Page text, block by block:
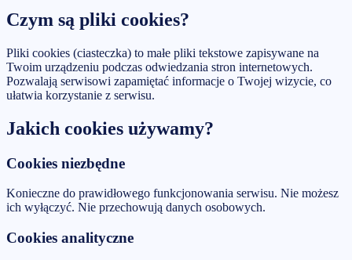
Czym są pliki cookies?
Pliki cookies (ciasteczka) to małe pliki tekstowe zapisywane na
Twoim urządzeniu podczas odwiedzania stron internetowych.
Pozwalają serwisowi zapamiętać informacje o Twojej wizycie, co
ułatwia korzystanie z serwisu.
Jakich cookies używamy?
Cookies niezbędne
Konieczne do prawidłowego funkcjonowania serwisu. Nie możesz
ich wyłączyć. Nie przechowują danych osobowych.
Cookies analityczne